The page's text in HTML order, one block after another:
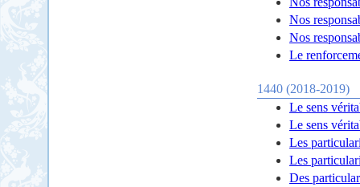
Nos
Nos
Le
1440 (2018-2019)
Le sens
Le sens
Les
Les
Des